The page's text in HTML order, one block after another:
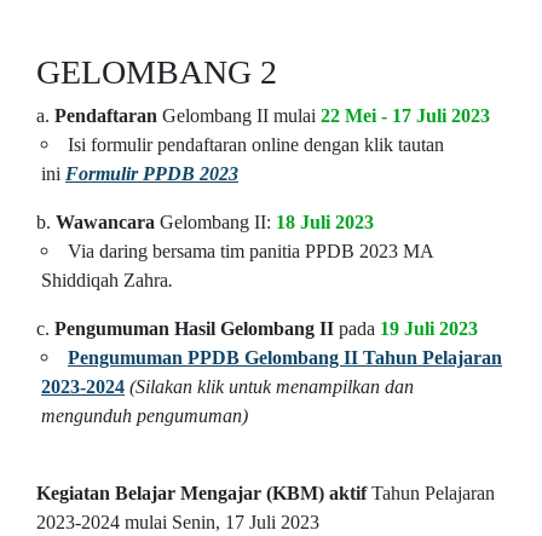
GELOMBANG 2
a. Pendaftaran Gelombang II mulai 22 Mei - 17 Juli 2023
Isi formulir pendaftaran online dengan klik tautan
ini Formulir PPDB 2023
b. Wawancara Gelombang II: 18 Juli 2023
Via daring bersama tim panitia PPDB 2023 MA
Shiddiqah Zahra.
c. Pengumuman Hasil Gelombang II pada 19 Juli 2023
Pengumuman PPDB Gelombang II Tahun Pelajaran
2023-2024 (Silakan klik untuk menampilkan dan
mengunduh pengumuman)
Kegiatan Belajar Mengajar (KBM) aktifTahun Pelajaran
2023-2024 mulai Senin, 17 Juli 2023